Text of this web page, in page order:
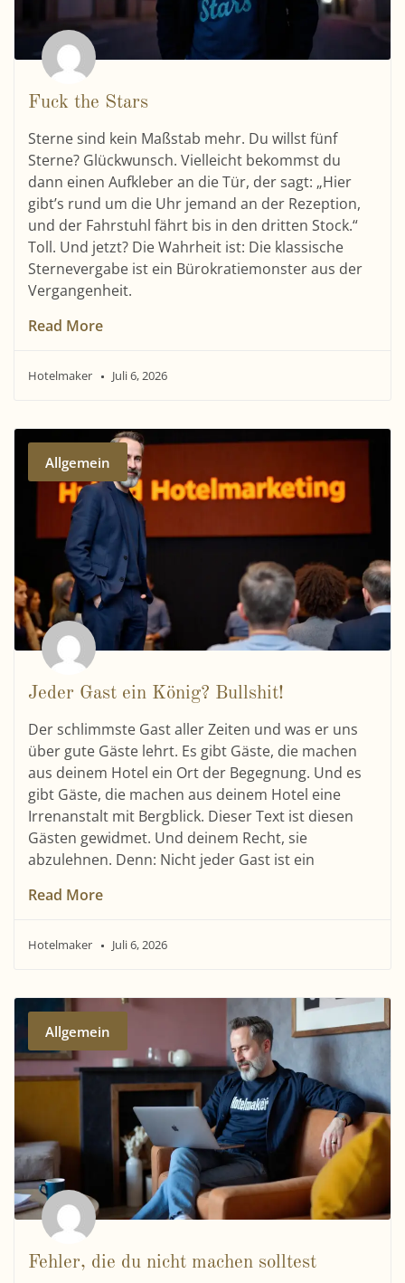
Fuck the Stars
Sterne sind kein Maßstab mehr. Du willst fünf
Sterne? Glückwunsch. Vielleicht bekommst du
dann einen Aufkleber an die Tür, der sagt: „Hier
gibt’s rund um die Uhr jemand an der Rezeption,
und der Fahrstuhl fährt bis in den dritten Stock.“
Toll. Und jetzt? Die Wahrheit ist: Die klassische
Sternevergabe ist ein Bürokratiemonster aus der
Vergangenheit.
Read More
Hotelmaker Juli 6, 2026
Allgemein
Jeder Gast ein König? Bullshit!
Der schlimmste Gast aller Zeiten und was er uns
über gute Gäste lehrt. Es gibt Gäste, die machen
aus deinem Hotel ein Ort der Begegnung. Und es
gibt Gäste, die machen aus deinem Hotel eine
Irrenanstalt mit Bergblick. Dieser Text ist diesen
Gästen gewidmet. Und deinem Recht, sie
abzulehnen. Denn: Nicht jeder Gast ist ein
Read More
Hotelmaker Juli 6, 2026
Allgemein
Fehler, die du nicht machen solltest